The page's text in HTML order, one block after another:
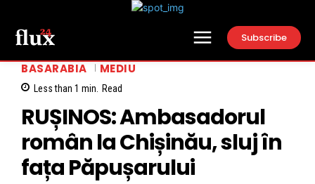
Subscribe
BASARABIA MEDIU
Less than 1 min. Read
RUȘINOS: Ambasadorul
român la Chișinău, sluj în
fața Păpușarului